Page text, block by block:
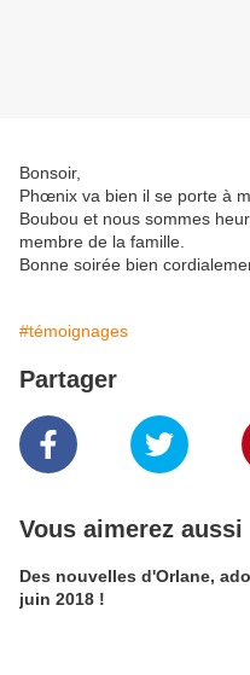
Bonsoir,
Phœnix va bien il se porte à
Boubou et nous sommes
membre de la famille.
Bonne soirée bien
#témoignages
Partager
Vous aimerez aussi
Des nouvelles d'Orlane,
juin 2018 !